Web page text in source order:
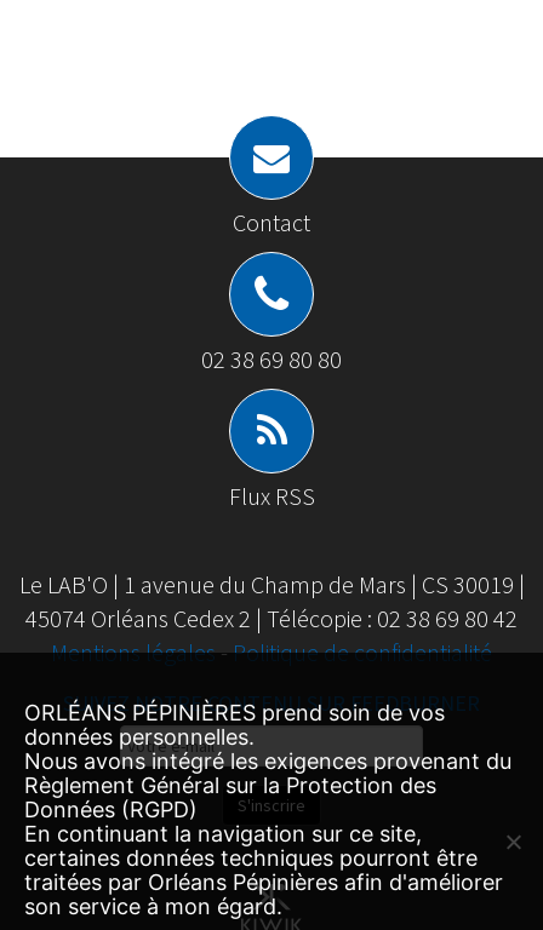
Contact
02 38 69 80 80
Flux RSS
Le LAB'O | 1 avenue du Champ de Mars | CS 30019 |
45074 Orléans Cedex 2 | Télécopie : 02 38 69 80 42
Mentions légales-Politique de confidentialité
SUIVEZ NOTRE CONTENU SUR FEEDBURNER
Email
Subscription
S'inscrire
ORLÉANS PÉPINIÈRES prend soin de vos
données personnelles.
Nous avons intégré les exigences provenant du
Règlement Général sur la Protection des
Données (RGPD)
En continuant la navigation sur ce site,
certaines données techniques pourront être
traitées par Orléans Pépinières afin d'améliorer
son service à mon égard.